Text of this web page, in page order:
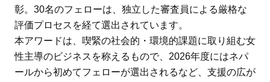
彰。30名のフェローは、独立した審査員による厳格な
評価プロセスを経て選出されています。
本アワードは、喫緊の社会的・環境的課題に取り組む女
性主導のビジネスを称えるもので、2026年度にはネパ
ールから初めてフェローが選出されるなど、支援の広が